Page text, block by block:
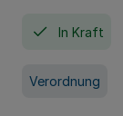
In Kraft
Verordnung